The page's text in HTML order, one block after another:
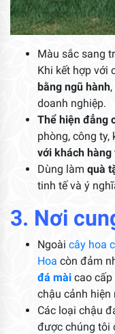
Màu sắc sang
Khi kết hợp với
bằng ngũ hành
doanh nghiệp.
Thể hiện đẳng
phòng, công
với khách hàng
Dùng làm quà
tinh tế và ý
3. Nơi
Ngoài cây hoa
Hoa còn đảm
đá mài cao
chậu cảnh hiện
Các loại chậu
được chúng tôi